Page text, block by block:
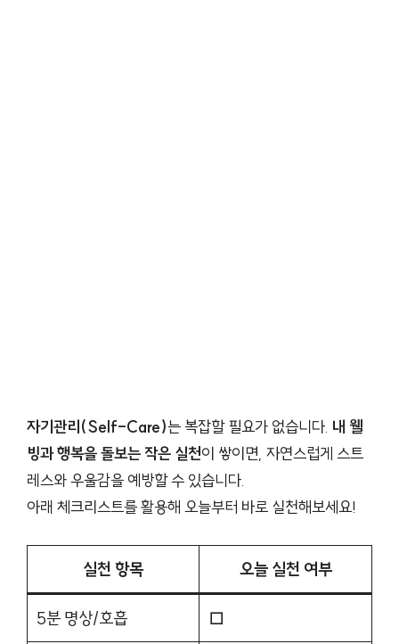
자기관리(Self-Care)는 복잡할 필요가 없습니다. 내 웰
빙과 행복을 돌보는 작은 실천이 쌓이면, 자연스럽게 스트
레스와 우울감을 예방할 수 있습니다.
아래 체크리스트를 활용해 오늘부터 바로 실천해보세요!
실천 항목 오늘 실천 여부
5분 명상/호흡 □